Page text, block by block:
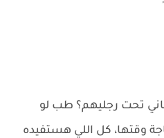
تحت رجليهم؟ طب لو
وقتها، كل اللي هستفيده